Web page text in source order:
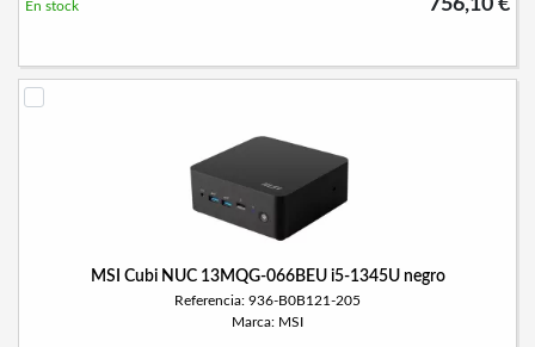
756,10 €
En stock
MSI Cubi NUC 13MQG-066BEU i5-1345U negro
Referencia: 936-B0B121-205
Marca: MSI